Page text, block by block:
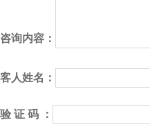
咨询内容：
客人姓名：
验 证 码 ：